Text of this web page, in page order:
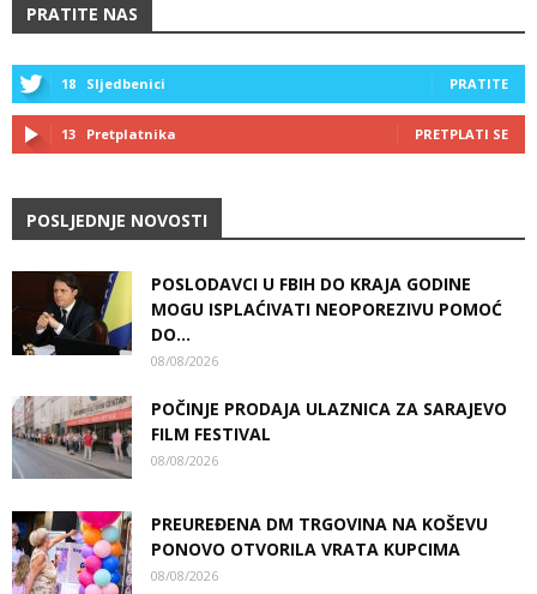
PRATITE NAS
18 Sljedbenici PRATITE
13 Pretplatnika PRETPLATI SE
POSLJEDNJE NOVOSTI
POSLODAVCI U FBIH DO KRAJA GODINE
MOGU ISPLAĆIVATI NEOPOREZIVU POMOĆ
DO...
08/08/2026
POČINJE PRODAJA ULAZNICA ZA SARAJEVO
FILM FESTIVAL
08/08/2026
PREUREĐENA DM TRGOVINA NA KOŠEVU
PONOVO OTVORILA VRATA KUPCIMA
08/08/2026